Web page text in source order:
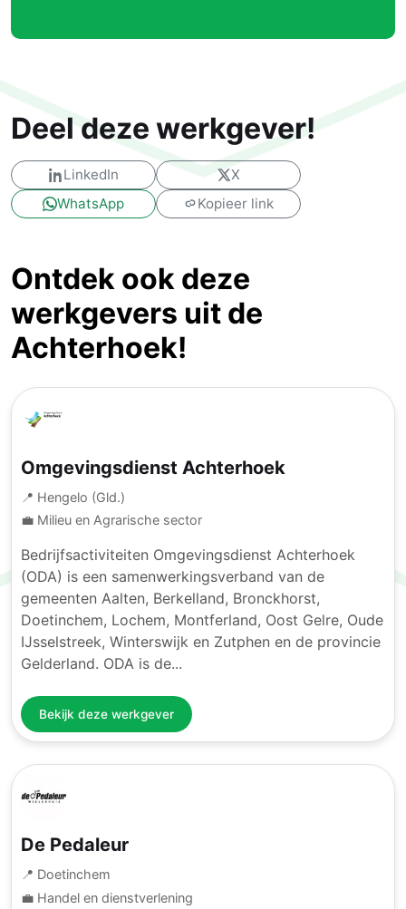
Deel deze werkgever!
LinkedIn
X
WhatsApp
Kopieer link
Ontdek ook deze
werkgevers uit de
Achterhoek!
Omgevingsdienst Achterhoek
📍 Hengelo (Gld.)
💼 Milieu en Agrarische sector
Bedrijfsactiviteiten Omgevingsdienst Achterhoek
(ODA) is een samenwerkingsverband van de
gemeenten Aalten, Berkelland, Bronckhorst,
Doetinchem, Lochem, Montferland, Oost Gelre, Oude
IJsselstreek, Winterswijk en Zutphen en de provincie
Gelderland. ODA is de...
Bekijk deze werkgever
De Pedaleur
📍 Doetinchem
💼 Handel en dienstverlening